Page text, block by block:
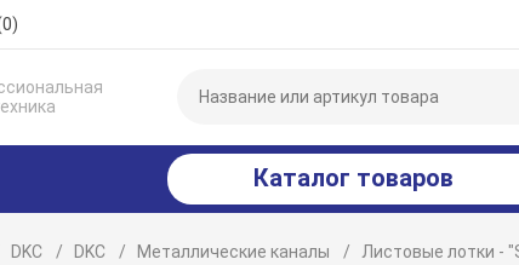
Каталог товаров
DKC DKC Металлические каналы Листовые лотки -